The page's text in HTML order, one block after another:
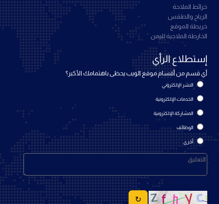
خرائط الملاحة
الرياح والطقس
خريطة الموقع
الخارطة الملاحية لليمن
إستطلاع الرأي
أي قسم من أقسام موقع الويب يحظى باهتمامك الأكبر؟
النشر الإلكتروني
الخدمات الإلكترونية
المشاركة الإلكترونية
الوظائف
أخرى
↻